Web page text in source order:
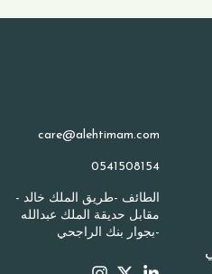
care@alehtimam.com
0541508154
الطائف -طريق الملك خالد -
مقابل حديقة الملك عبدالله
-بجوار بنك الراجحي